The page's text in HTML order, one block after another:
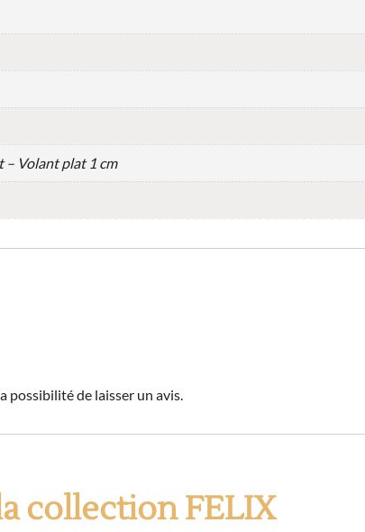
– Volant plat 1 cm
possibilité de laisser un avis.
collection FELIX